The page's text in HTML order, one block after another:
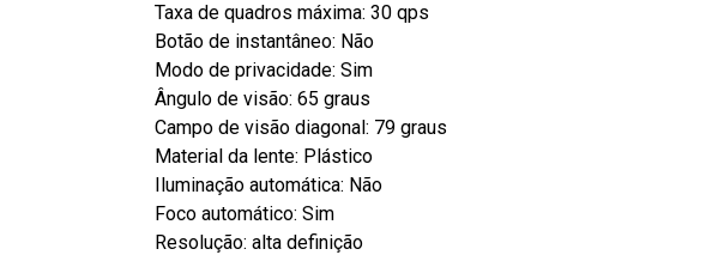
Taxa de quadros máxima: 30 qps
Botão de instantâneo: Não
Modo de privacidade: Sim
Ângulo de visão: 65 graus
Campo de visão diagonal: 79 graus
Material da lente: Plástico
Iluminação automática: Não
Foco automático: Sim
Resolução: alta definição